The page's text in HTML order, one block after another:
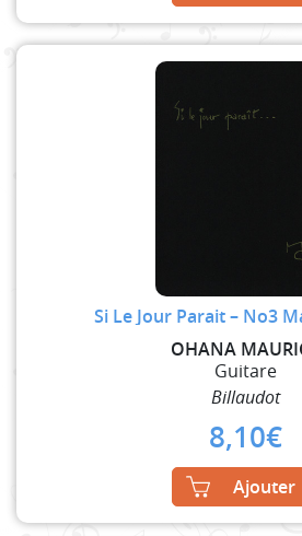
Si Le Jour Parait – No3
OHANA
Guitare
Billaudot
8,10€
Ajouter